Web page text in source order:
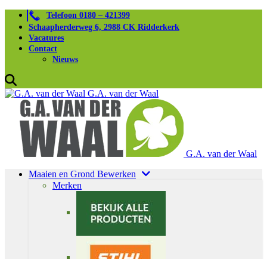
Telefoon 0180 – 421399
Schaapherderweg 6, 2988 CK Ridderkerk
Vacatures
Contact
Nieuws
G.A. van der Waal
G.A. van der Waal
Maaien en Grond Bewerken
Merken